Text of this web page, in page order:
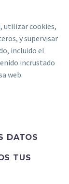
utilizar cookies,
y supervisar
incluido el
incrustado
web.
DATOS
TUS